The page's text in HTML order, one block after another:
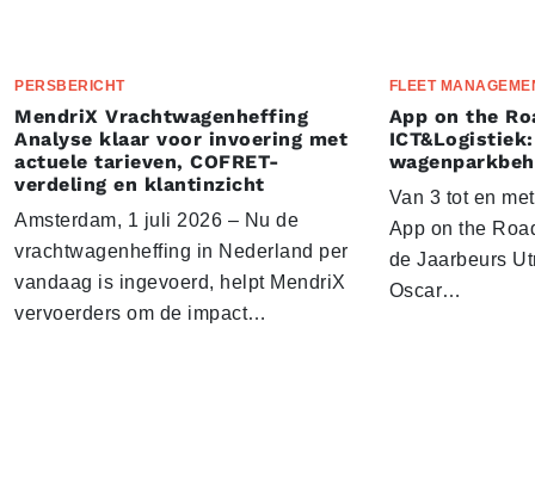
PERSBERICHT
MendriX Vrachtwagenheffing
Analyse klaar voor invoering met
actuele tarieven, COFRET-
verdeling en klantinzicht
Amsterdam, 1 juli 2026 – Nu de
vrachtwagenheffing in Nederland per
vandaag is ingevoerd, helpt MendriX
vervoerders om de impact…
FLEET
App on the
Van 3 tot en
App on the
de Jaarbeurs
Oscar…